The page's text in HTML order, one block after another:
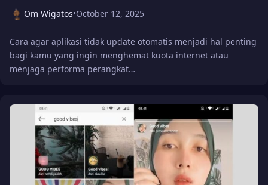
Om Wigatos•October 12, 2025
Cara agar aplikasi tidak update otomatis menjadi hal penting
bagi kamu yang ingin menghemat kuota internet atau
menjaga performa perangkat…